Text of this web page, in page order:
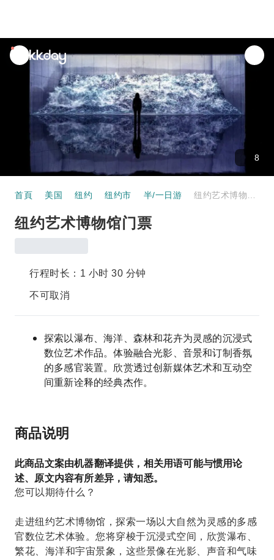
unread
notifications
8
首頁 美国 纽约 纽约市 半/一日游
纽约艺术博物馆门票
行程时长：1 小时 30 分钟
不可取消
探索以瀑布、海洋、森林和花卉为灵感的沉浸式
数位艺术作品。体验融合光影、音景和订制香氛
的多感官装置。欣赏透过创新媒体艺术和互动空
间重新诠释的经典杰作。
商品说明
此商品文案由机器翻译提供，相关用语可能与惯用论
述、原文内容有所差异，请知悉。
您可以期待什么？
走进纽约艺术博物馆，探索一场以大自然为灵感的多感
官数位艺术体验。您将穿梭于沉浸式空间，欣赏瀑布、
繁花、海洋和宇宙景象，这些景像在光影、声音和气味